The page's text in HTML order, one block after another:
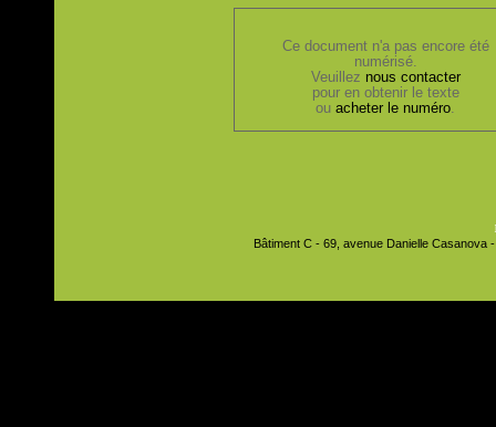
Ce document n'a pas encore été
numérisé.
Veuillez nous contacter
pour en obtenir le texte
ouacheter le numéro.
Bâtiment C - 69, avenue Danielle